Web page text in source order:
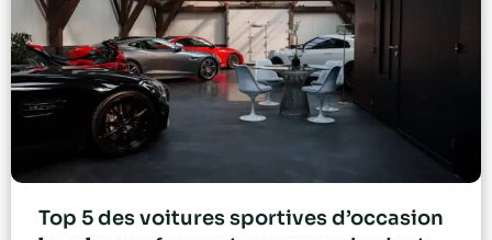
Top 5 des voitures sportives d’occasion